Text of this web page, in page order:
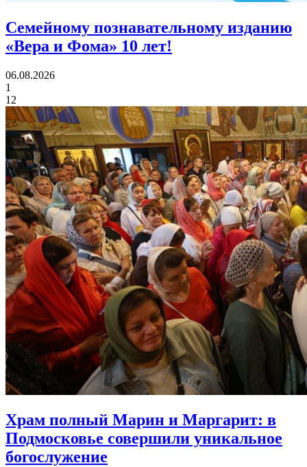
Семейному познавательному изданию
«Вера и Фома» 10 лет!
06.08.2026
1
12
Храм полный Марин и Маргарит: в
Подмосковье совершили уникальное
богослужение